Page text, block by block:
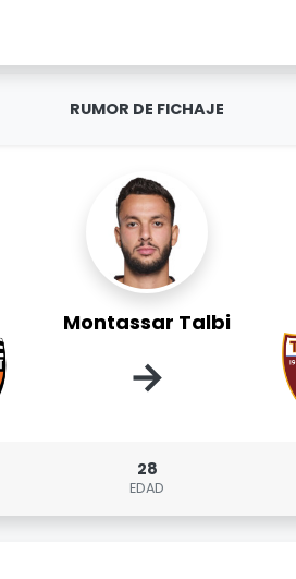
RUMOR DE FICHAJE
Montassar Talbi
→
28
EDAD